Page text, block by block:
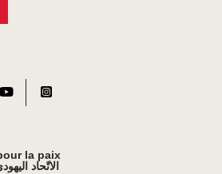
la paix
الاتّحاد